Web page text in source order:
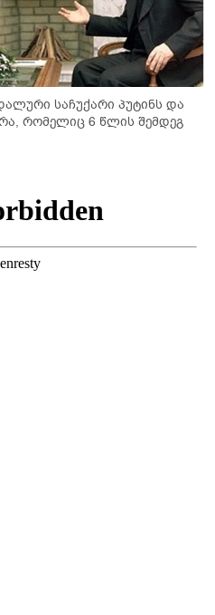
საჩუქარი პუტინს და
რომელიც 6 წლის შემდეგ